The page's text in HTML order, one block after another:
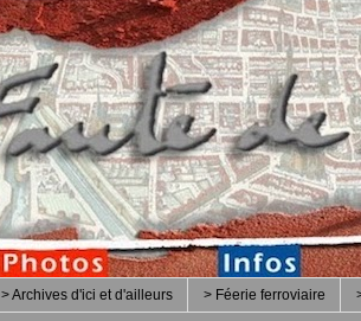
> Archives d'ici et d'ailleurs > Féerie ferroviaire